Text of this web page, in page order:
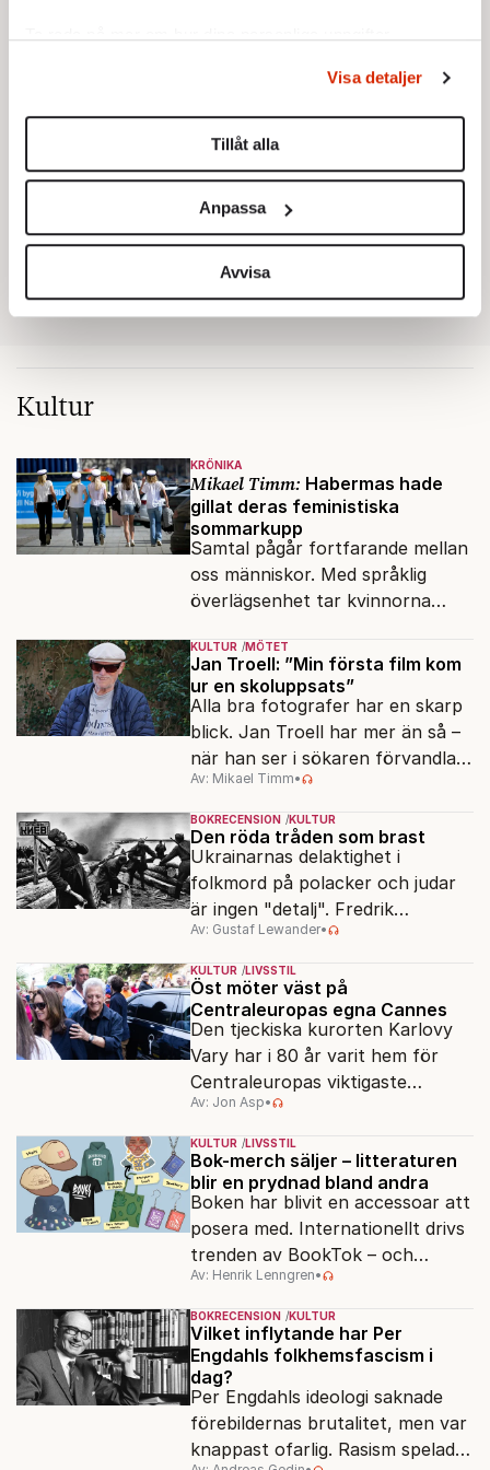
Du kan ändra eller dra tillbaka ditt samtycke när som
helst från cookie-förklaringen.
Vi använder enhetsidentifierare för att anpassa innehållet
för sociala medier och analysera vår trafik. Vi
vidarebefordrar även sådana identifierare och annan
information från din enhet till de sociala medier och
annons- och analysföretag som vi samarbetar med.
Dessa kan i sin tur kombinera informationen med annan
Om du vill läsa mer om hur vi hanterar personuppgifter
Visa detaljer
Tillåt alla
Anpassa
Avvisa
Kultur
KRÖNIKA
Mikael Timm: Habermas hade
gillat deras feministiska
sommarkupp
Samtal pågår fortfarande mellan
oss människor. Med språklig
överlägsenhet tar kvinnorna
KULTUR MÖTET
Jan Troell: ”Min första film kom
ur en skoluppsats”
Alla bra fotografer har en skarp
blick. Jan Troell har mer än så –
när han ser i sökaren förvandlas
vardagen till underverk. Fyllda 95
gör han en ny film.
Av: Mikael Timm•
BOKRECENSION KULTUR
Den röda tråden som brast
Ukrainarnas delaktighet i
folkmord på polacker och judar
är ingen "detalj". Fredrik
Segerfeldts iver att skildra den
ryska imperialismen leder till en
förenklad bild av historien.
Av: Gustaf Lewander•
KULTUR LIVSSTIL
Öst möter väst på
Centraleuropas egna Cannes
Den tjeckiska kurorten Karlovy
Vary har i 80 år varit hem för
Centraleuropas viktigaste
filmfestival – en plats där
Hollywoodglans möter
egensinnighet.
Av: Jon Asp•
KULTUR LIVSSTIL
Bok-merch säljer – litteraturen
blir en prydnad bland andra
Boken har blivit en accessoar att
posera med. Internationellt drivs
trenden av BookTok – och
förlagen följer efter.
Av: Henrik Lenngren•
BOKRECENSION KULTUR
Vilket inflytande har Per
Engdahls folkhemsfascism i
dag?
Per Engdahls ideologi saknade
förebildernas brutalitet, men var
knappast ofarlig. Rasism spelades